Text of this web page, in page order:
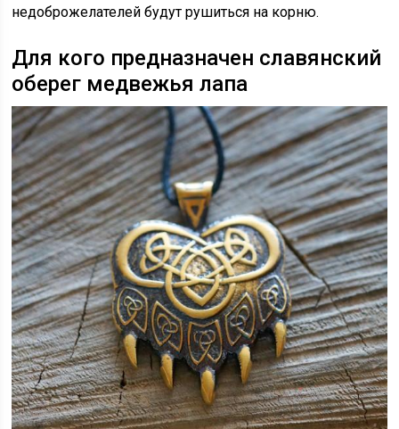
недоброжелателей будут рушиться на корню.
Для кого предназначен славянский
оберег медвежья лапа